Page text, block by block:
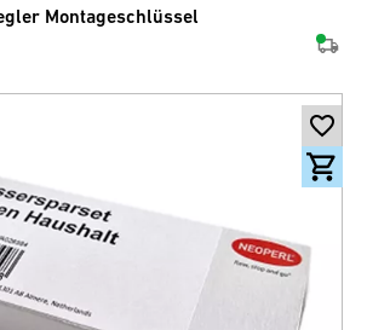
Montageschlüssel